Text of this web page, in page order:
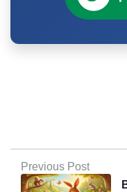
Previous Post